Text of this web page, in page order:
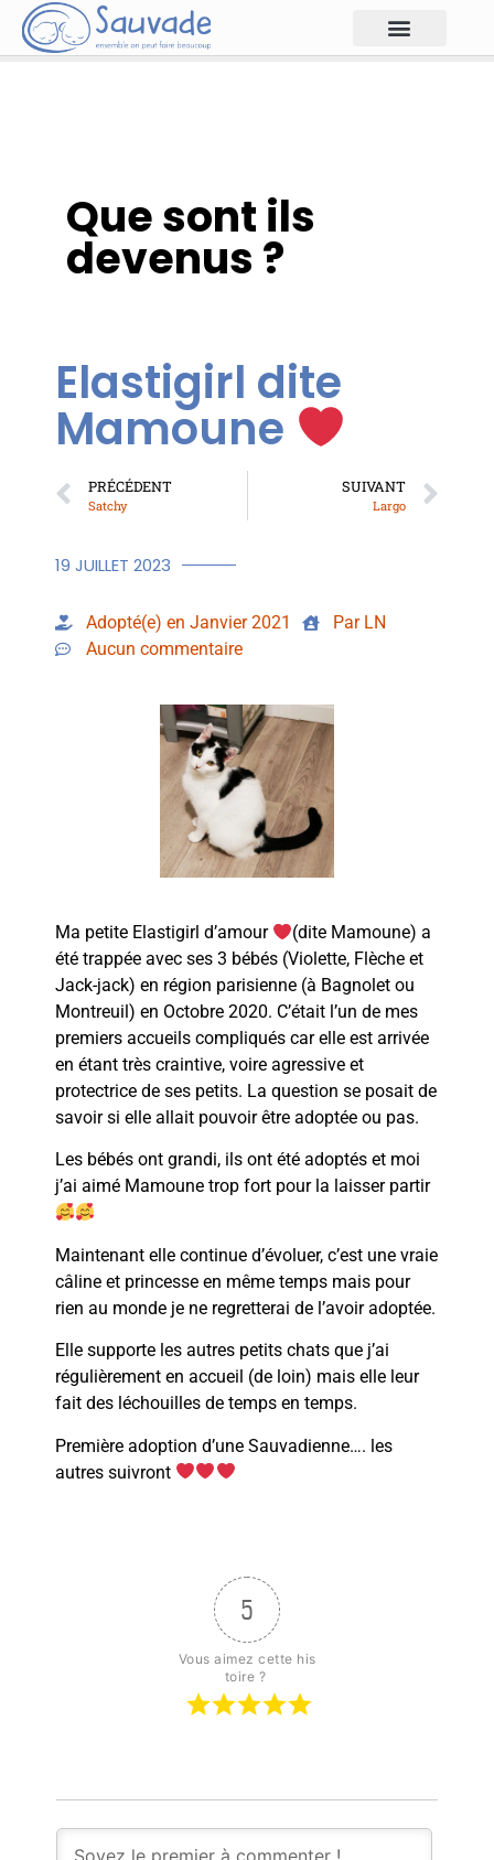
Que sont ils
devenus ?
Elastigirl dite
Mamoune
PRÉCÉDENT
Satchy
SUIVANT
Largo
19 JUILLET 2023
Adopté(e) en Janvier 2021
Par LN
Aucun commentaire
Ma petite Elastigirl d’amour
(dite Mamoune) a
été trappée avec ses 3 bébés (Violette, Flèche et
Jack-jack) en région parisienne (à Bagnolet ou
Montreuil) en Octobre 2020. C’était l’un de mes
premiers accueils compliqués car elle est arrivée
en étant très craintive, voire agressive et
protectrice de ses petits. La question se posait de
savoir si elle allait pouvoir être adoptée ou pas.
Les bébés ont grandi, ils ont été adoptés et moi
j’ai aimé Mamoune trop fort pour la laisser partir
Maintenant elle continue d’évoluer, c’est une vraie
câline et princesse en même temps mais pour
rien au monde je ne regretterai de l’avoir adoptée.
Elle supporte les autres petits chats que j’ai
régulièrement en accueil (de loin) mais elle leur
fait des léchouilles de temps en temps.
Première adoption d’une Sauvadienne…. les
autres suivront
5
Vous aimez cette his
toire ?